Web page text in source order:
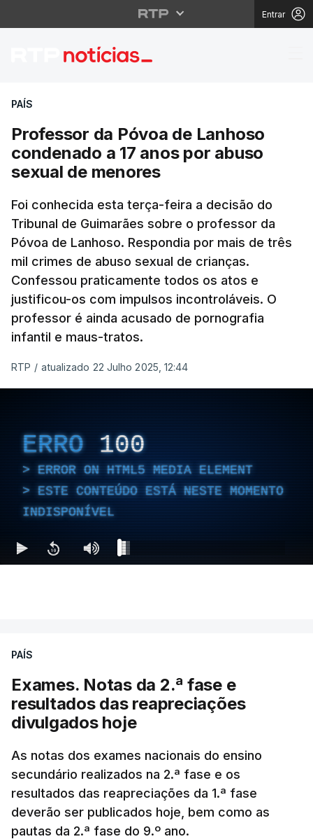
Entrar
Professor da Póvoa
PAÍS
Professor da Póvoa de Lanhoso
condenado a 17 anos por abuso
sexual de menores
Foi conhecida esta terça-feira a decisão do
Tribunal de Guimarães sobre o professor da
Póvoa de Lanhoso. Respondia por mais de três
mil crimes de abuso sexual de crianças.
Confessou praticamente todos os atos e
justificou-os com impulsos incontroláveis. O
professor é ainda acusado de pornografia
infantil e maus-tratos.
RTP / atualizado 22 Julho 2025, 12:44
ERRO 100
ERROR ON HTML5 MEDIA ELEMENT
ESTE CONTEÚDO ESTÁ NESTE MOMENTO
INDISPONÍVEL
PAÍS
Exames. Notas da 2.ª fase e
resultados das reapreciações
divulgados hoje
As notas dos exames nacionais do ensino
secundário realizados na 2.ª fase e os
resultados das reapreciações da 1.ª fase
deverão ser publicados hoje, bem como as
pautas da 2.ª fase do 9.º ano.